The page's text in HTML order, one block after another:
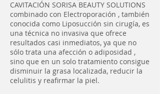
CAVITACIÓN SORISA BEAUTY SOLUTIONS
combinado con Electroporación , también
conocida como Liposucción sin cirugía, es
una técnica no invasiva que ofrece
resultados casi inmediatos, ya que no
sólo trata una afección o adiposidad ,
sino que en un solo tratamiento consigue
disminuir la grasa localizada, reducir la
celulitis y reafirmar la piel.